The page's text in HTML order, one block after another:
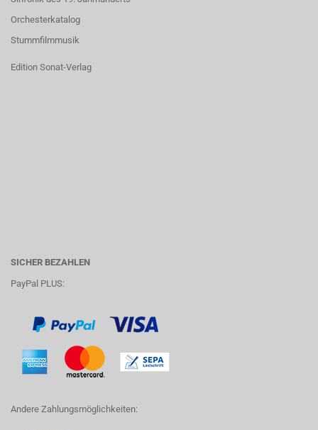
Orchesterkatalog
Stummfilmmusik
Edition Sonat-Verlag
SICHER BEZAHLEN
PayPal PLUS:
Andere Zahlungsmöglichkeiten: